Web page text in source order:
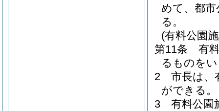
めて、都
る。
(有料公園
第11条
有
るものを
2
市長は、
ができる。
3
有料公園